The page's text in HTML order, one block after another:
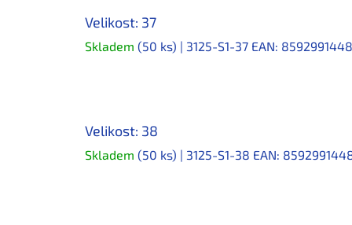
Velikost: 37
Skladem (50 ks) | 3125-S1-37 EAN:
Velikost: 38
Skladem (50 ks) | 3125-S1-38 EAN: